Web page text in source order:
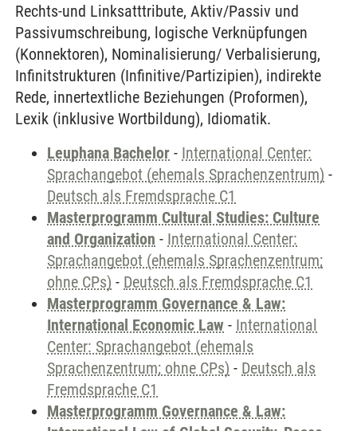
Rechts-und Linksatttribute, Aktiv/Passiv und
Passivumschreibung, logische Verknüpfungen
(Konnektoren), Nominalisierung/ Verbalisierung,
Infinitstrukturen (Infinitive/Partizipien), indirekte
Rede, innertextliche Beziehungen (Proformen),
Lexik (inklusive Wortbildung), Idiomatik.
Leuphana Bachelor - International Center:
Sprachangebot (ehemals Sprachenzentrum) -
Deutsch als Fremdsprache C1
Masterprogramm Cultural Studies: Culture
and Organization - International Center:
Sprachangebot (ehemals Sprachenzentrum;
ohne CPs) - Deutsch als Fremdsprache C1
Masterprogramm Governance & Law:
International Economic Law - International
Center: Sprachangebot (ehemals
Sprachenzentrum; ohne CPs) - Deutsch als
Fremdsprache C1
Masterprogramm Governance & Law: